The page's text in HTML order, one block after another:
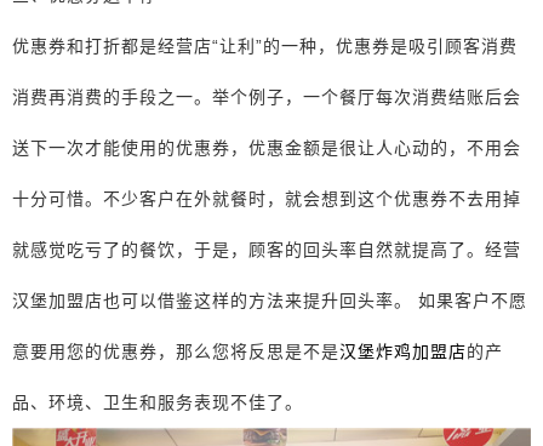
优惠券和打折都是经营店“让利”的一种，优惠券是吸引顾客消费
消费再消费的手段之一。举个例子，一个餐厅每次消费结账后会
送下一次才能使用的优惠券，优惠金额是很让人心动的，不用会
十分可惜。不少客户在外就餐时，就会想到这个优惠券不去用掉
就感觉吃亏了的餐饮，于是，顾客的回头率自然就提高了。经营
汉堡加盟店也可以借鉴这样的方法来提升回头率。 如果客户不愿
意要用您的优惠券，那么您将反思是不是汉堡炸鸡加盟店的产
品、环境、卫生和服务表现不佳了。